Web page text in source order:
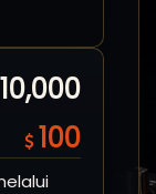
10,000
100